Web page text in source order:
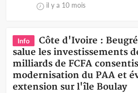
il y a 10 mois
Info
Côte d'Ivoire :
salue les investissements
milliards de FCFA
modernisation du PAA et
extension sur l'île Boulay